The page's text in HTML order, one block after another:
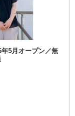
年5月オープン／無